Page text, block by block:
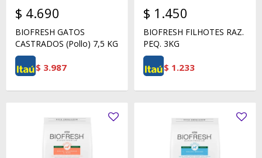
$ 4.690
BIOFRESH GATOS
CASTRADOS (Pollo) 7,5 KG
$ 3.987
$ 1.450
BIOFRESH FILHOTES RAZ.
PEQ. 3KG
$ 1.233